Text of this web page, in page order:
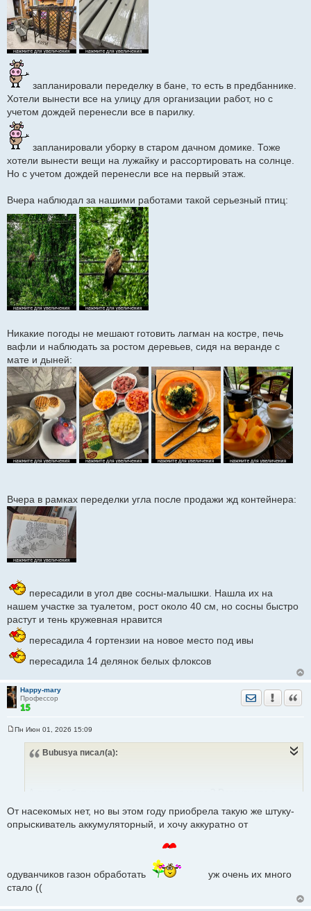
запланировали переделку в бане, то есть в предбаннике.
Хотели вынести все на улицу для организации работ, но с
учетом дождей перенесли все в парилку.
запланировали уборку в старом дачном домике. Тоже
хотели вынести вещи на лужайку и рассортировать на солнце.
Но с учетом дождей перенесли все на первый этаж.
Вчера наблюдал за нашими работами такой серьезный птиц:
Никакие погоды не мешают готовить лагман на костре, печь
вафли и наблюдать за ростом деревьев, сидя на веранде с
мате и дыней:
Вчера в рамках переделки угла после продажи жд контейнера:
пересадили в угол две сосны-малышки. Нашла их на
нашем участке за туалетом, рост около 40 см, но сосны быстро
растут и тень кружевная нравится
пересадила 4 гортензии на новое место под ивы
пересадила 14 делянок белых флоксов
Happy-mary
Профессор
Отправить
Пн Июн 01, 2026 15:09
Bubusya писал(а):
своем опыте
От насекомых нет, но вы этом году приобрела такую же штуку-
опрыскиватель аккумуляторный, и хочу аккуратно от
одуванчиков газон обработать
уж очень их много
стало ((